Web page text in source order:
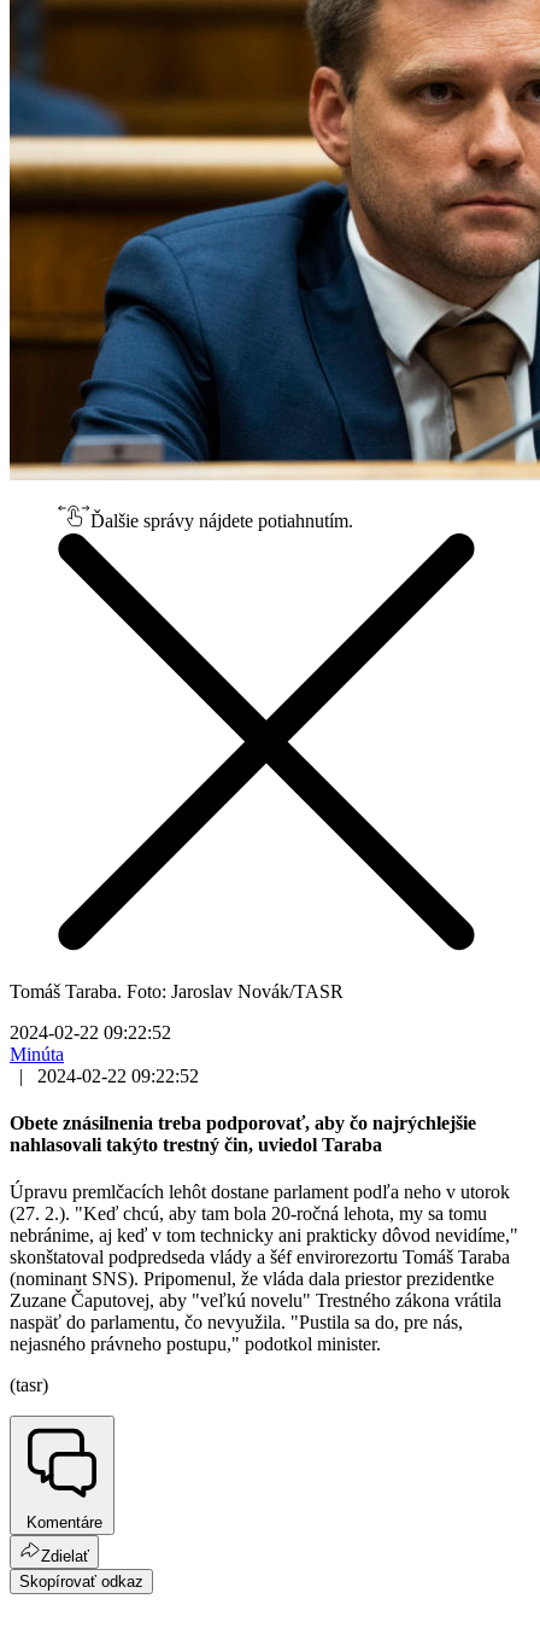
Ďalšie správy nájdete potiahnutím.
Tomáš Taraba. Foto: Jaroslav Novák/TASR
2024-02-22 09:22:52
Minúta
|
2024-02-22 09:22:52
Obete znásilnenia treba podporovať, aby čo najrýchlejšie
nahlasovali takýto trestný čin, uviedol Taraba
Úpravu premlčacích lehôt dostane parlament podľa neho v utorok
(27. 2.). "Keď chcú, aby tam bola 20-ročná lehota, my sa tomu
nebránime, aj keď v tom technicky ani prakticky dôvod nevidíme,"
skonštatoval podpredseda vlády a šéf envirorezortu Tomáš Taraba
(nominant SNS). Pripomenul, že vláda dala priestor prezidentke
Zuzane Čaputovej, aby "veľkú novelu" Trestného zákona vrátila
naspäť do parlamentu, čo nevyužila. "Pustila sa do, pre nás,
nejasného právneho postupu," podotkol minister.
(tasr)
Komentáre
Zdielať
Skopírovať odkaz